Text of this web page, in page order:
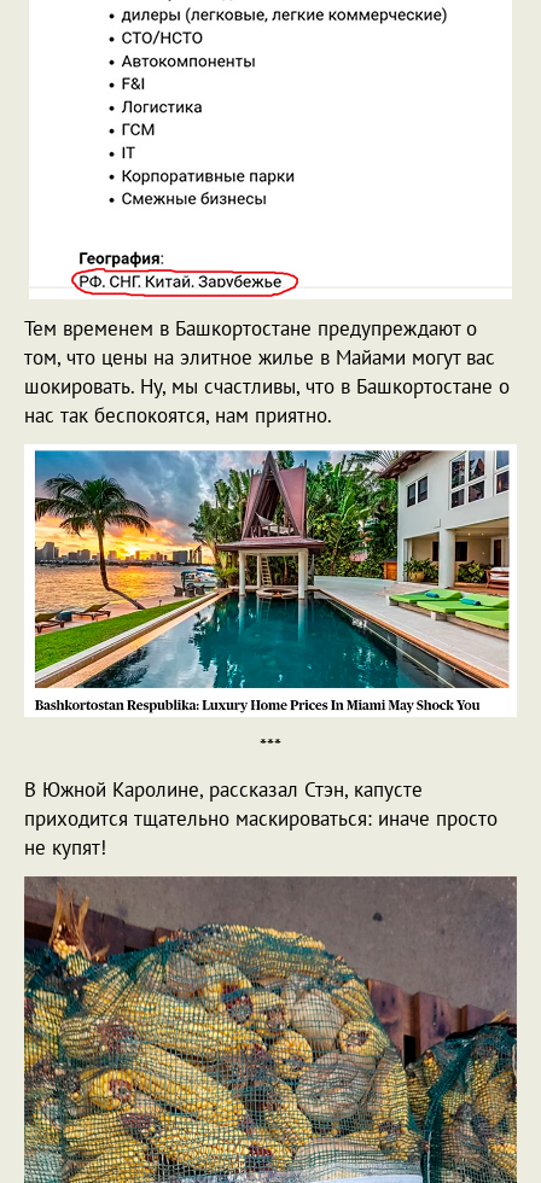
Тем временем в Башкортостане предупреждают о
том, что цены на элитное жилье в Майами могут вас
шокировать. Ну, мы счастливы, что в Башкортостане о
нас так беспокоятся, нам приятно.
***
В Южной Каролине, рассказал Стэн, капусте
приходится тщательно маскироваться: иначе просто
не купят!